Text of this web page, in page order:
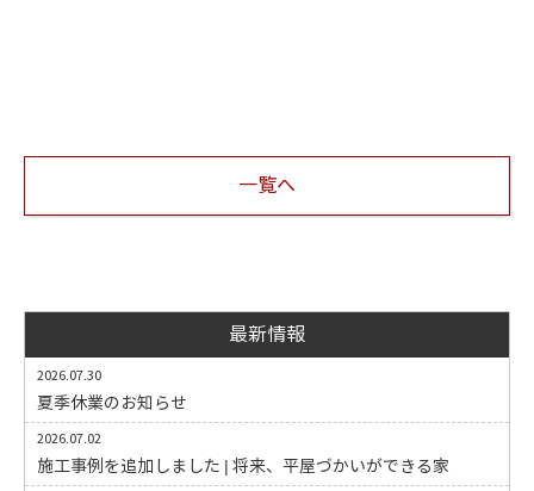
一覧へ
最新情報
2026.07.30
夏季休業のお知らせ
2026.07.02
施工事例を追加しました | 将来、平屋づかいができる家